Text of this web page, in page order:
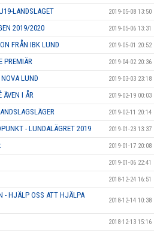
LANDSLAGET 2019-05-08 13:50
2019/2020 2019-05-06 13:31
FRÅN IBK LUND 2019-05-01 20:52
PREMIÄR 2019-04-02 20:36
LUND 2019-03-03 23:18
ÄVEN I ÅR 2019-02-19 00:03
2019-02-11 20:14
- LUNDALÄGRET 2019 2019-01-23 13:37
2019-01-17 20:08
2019-01-06 22:41
2018-12-24 16:51
- HJÄLP OSS ATT HJÄLPA
2018-12-14 10:38
2018-12-13 15:16